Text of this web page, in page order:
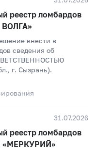
реестр ломбардов
внести в
сведения об
г. Сызрань).
31.07.2026
реестр ломбардов
«МЕРКУРИЙ»